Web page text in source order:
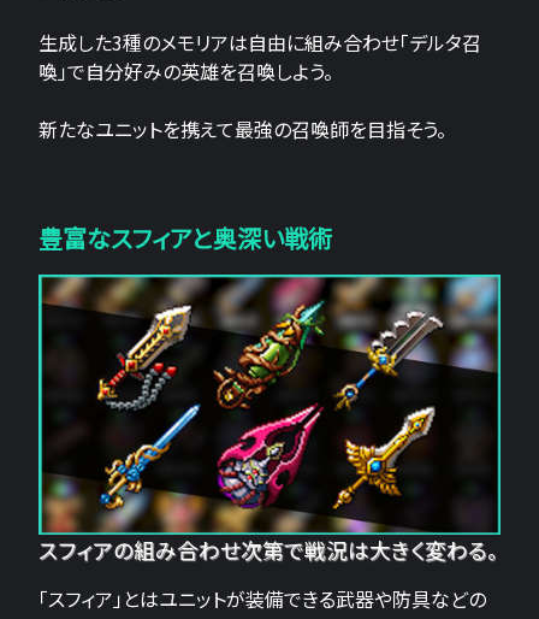
生成した3種のメモリアは自由に組み合わせ「デルタ召
喚」で自分好みの英雄を召喚しよう。
新たなユニットを携えて最強の召喚師を目指そう。
豊富なスフィアと奥深い戦術
スフィアの組み合わせ次第で戦況は大きく変わる。
「スフィア」とはユニットが装備できる武器や防具などの